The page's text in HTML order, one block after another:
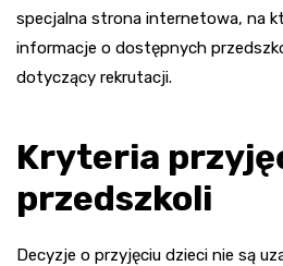
specjalna strona internetowa, na
informacje o dostępnych
dotyczący rekrutacji.
Kryteria
przedszkoli
Decyzje o przyjęciu dzieci nie są